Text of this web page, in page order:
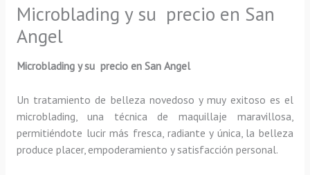
Microblading y su precio en San
Angel
Microblading y su precio en San Angel
Un tratamiento de belleza novedoso y muy exitoso es el
microblading, una técnica de maquillaje maravillosa,
permitiéndote lucir más fresca, radiante y única, la belleza
produce placer, empoderamiento y satisfacción personal.